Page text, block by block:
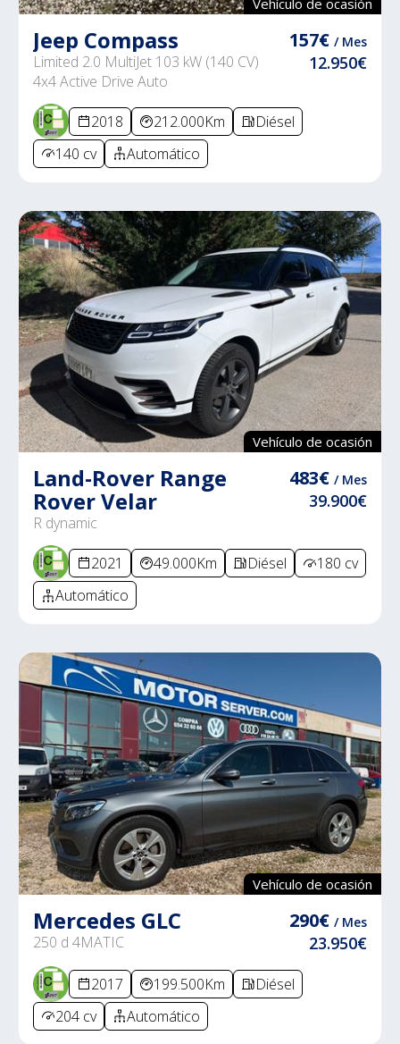
Jeep Compass
Limited 2.0 MultiJet 103 kW (140 CV)
4x4 Active Drive Auto
157€ / Mes
12.950€
2018 212.000Km
Diésel
140 cv
Automático
Vehículo de ocasión
Land-Rover Range
Rover Velar
R dynamic
483€ / Mes
39.900€
2021 49.000Km Diésel
180 cv
Automático
Vehículo de ocasión
Mercedes GLC
250 d 4MATIC
290€ / Mes
23.950€
2017 199.500Km
Diésel
204 cv
Automático